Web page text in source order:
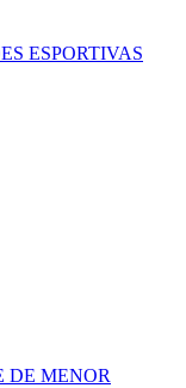
ESPORTIVAS
DE MENOR